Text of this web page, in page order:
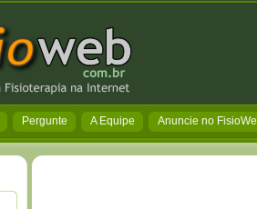
Pergunte A Equipe Anuncie no